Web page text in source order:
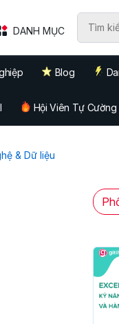
DANH MỤC
Blog
Hội Viên Tự Cường
& Dữ liệu